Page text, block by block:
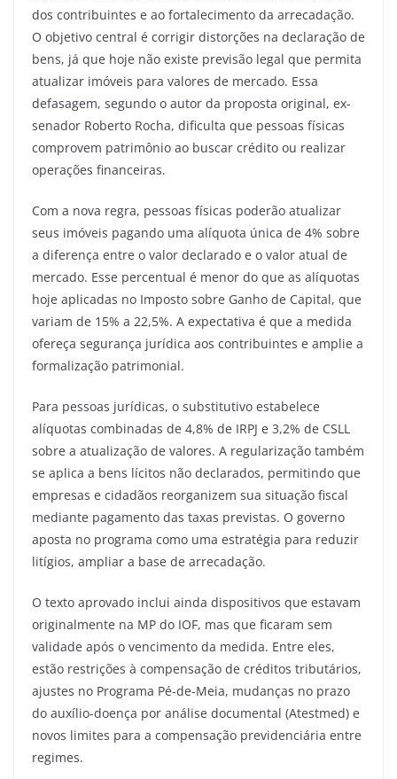
dos contribuintes e ao fortalecimento da arrecadação.
O objetivo central é corrigir distorções na declaração de
bens, já que hoje não existe previsão legal que permita
atualizar imóveis para valores de mercado. Essa
defasagem, segundo o autor da proposta original, ex-
senador Roberto Rocha, dificulta que pessoas físicas
comprovem patrimônio ao buscar crédito ou realizar
operações financeiras.
Com a nova regra, pessoas físicas poderão atualizar
seus imóveis pagando uma alíquota única de 4% sobre
a diferença entre o valor declarado e o valor atual de
mercado. Esse percentual é menor do que as alíquotas
hoje aplicadas no Imposto sobre Ganho de Capital, que
variam de 15% a 22,5%. A expectativa é que a medida
ofereça segurança jurídica aos contribuintes e amplie a
formalização patrimonial.
Para pessoas jurídicas, o substitutivo estabelece
alíquotas combinadas de 4,8% de IRPJ e 3,2% de CSLL
sobre a atualização de valores. A regularização também
se aplica a bens lícitos não declarados, permitindo que
empresas e cidadãos reorganizem sua situação fiscal
mediante pagamento das taxas previstas. O governo
aposta no programa como uma estratégia para reduzir
litígios, ampliar a base de arrecadação.
O texto aprovado inclui ainda dispositivos que estavam
originalmente na MP do IOF, mas que ficaram sem
validade após o vencimento da medida. Entre eles,
estão restrições à compensação de créditos tributários,
ajustes no Programa Pé-de-Meia, mudanças no prazo
do auxílio-doença por análise documental (Atestmed) e
novos limites para a compensação previdenciária entre
regimes.